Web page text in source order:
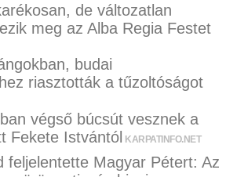
de változatlan
meg az Alba Regia Festet
budai
riasztották a tűzoltóságot
végső búcsút vesznek a
Fekete Istvántól KARPATINFO.NET
feljelentette Magyar Pétert: Az